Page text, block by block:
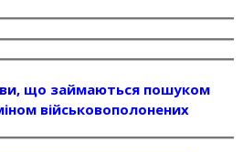
що займаються пошуком
військовополонених